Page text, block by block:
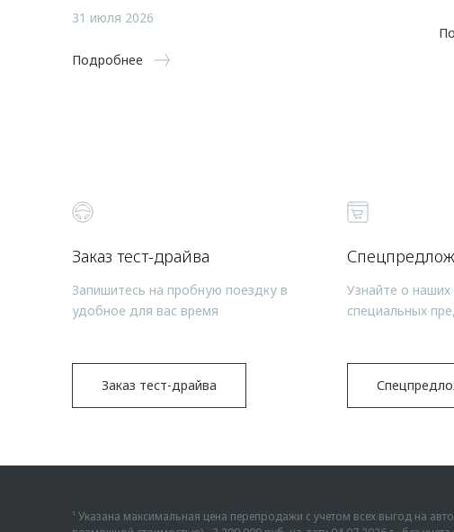
31 июля 2026
Подробнее
Заказ тест-драйва
Запишитесь на пробную поездку в
удобное для вас время
Заказ тест-драйва
Узнайте о наших
специальных
¹ Указана максимальная цена перепродажи с учетом всех выгод на